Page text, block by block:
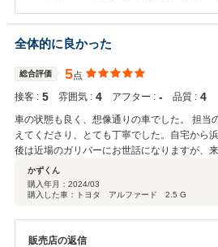
ぞ宜しくお願い致します。
全体的に良かった
総合評価 5点
接客 : 5 雰囲気 : 4 アフター : ‐ 品質 : 4
車の状態も良く、想像通りの車でした。 担当
えてくださり、とても丁寧でした。自宅から
後は近場のガリバーにお世話になりますが、
かずくん
購入年月： 2024/03
購入した車：トヨタ アルファード 2.5 G
販売店の返信